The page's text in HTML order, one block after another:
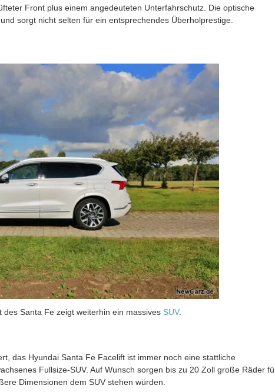
Front plus einem angedeuteten Unterfahrschutz. Die optische
sorgt nicht selten für ein entsprechendes Überholprestige.
Santa Fe zeigt weiterhin ein massives SUV.
das Hyundai Santa Fe Facelift ist immer noch eine stattliche
Fullsize-SUV. Auf Wunsch sorgen bis zu 20 Zoll große Räder
Dimensionen dem SUV stehen würden.